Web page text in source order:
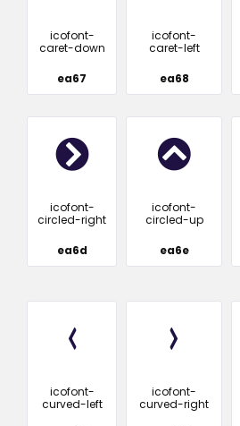
icofont-
caret-down
ea67
icofont-
caret-left
ea68
icofont-
circled-right
ea6d
icofont-
circled-up
ea6e
icofont-
curved-left
icofont-
curved-right